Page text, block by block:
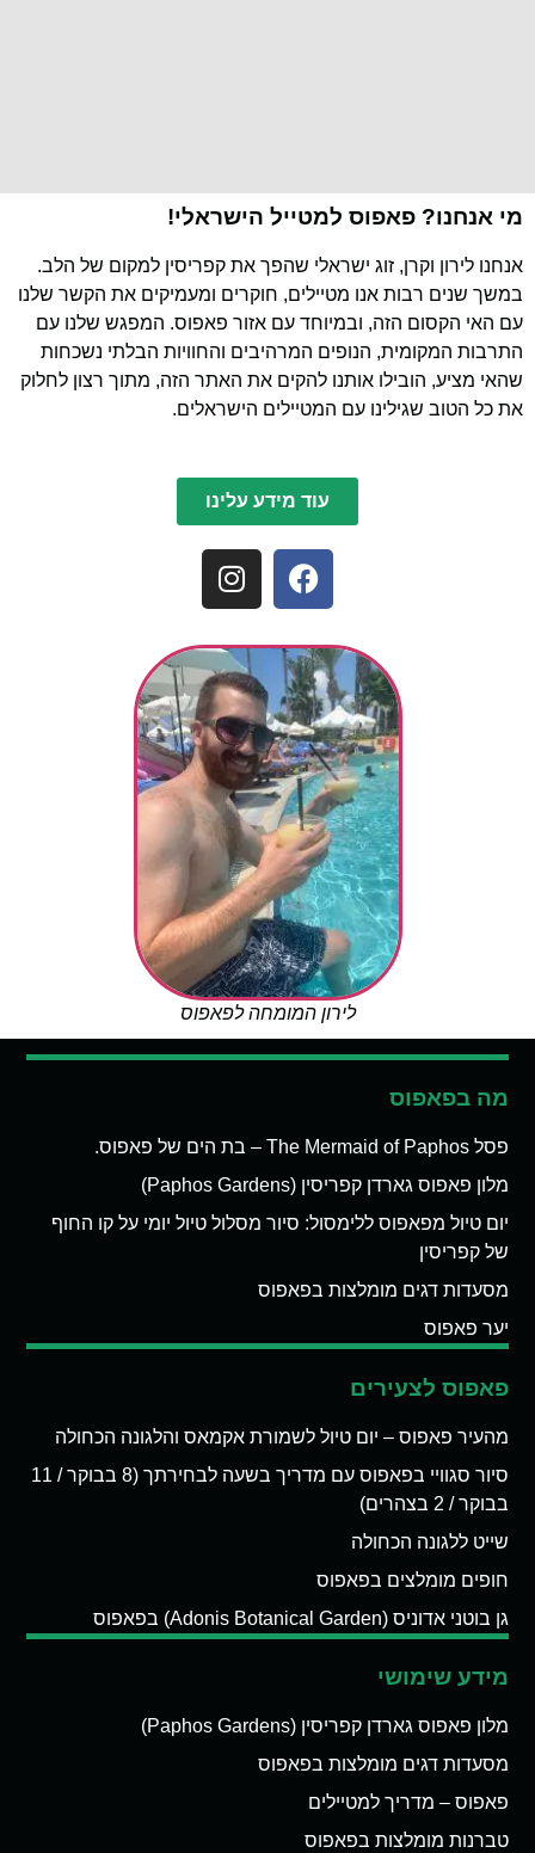
מי אנחנו? פאפוס למטייל הישראלי!
אנחנו לירון וקרן, זוג ישראלי שהפך את קפריסין למקום של הלב.
במשך שנים רבות אנו מטיילים, חוקרים ומעמיקים את הקשר שלנו
עם האי הקסום הזה, ובמיוחד עם אזור פאפוס. המפגש שלנו עם
התרבות המקומית, הנופים המרהיבים והחוויות הבלתי נשכחות
שהאי מציע, הובילו אותנו להקים את האתר הזה, מתוך רצון לחלוק
את כל הטוב שגילינו עם המטיילים הישראלים.
עוד מידע עלינו
לירון המומחה לפאפוס
מה בפאפוס
פסל The Mermaid of Paphos – בת הים של פאפוס.
מלון פאפוס גארדן קפריסין (Paphos Gardens)
יום טיול מפאפוס ללימסול: סיור מסלול טיול יומי על קו החוף
של קפריסין
מסעדות דגים מומלצות בפאפוס
יער פאפוס
פאפוס לצעירים
מהעיר פאפוס – יום טיול לשמורת אקמאס והלגונה הכחולה
סיור סגוויי בפאפוס עם מדריך בשעה לבחירתך (8 בבוקר / 11
בבוקר / 2 בצהרים)
שייט ללגונה הכחולה
חופים מומלצים בפאפוס
גן בוטני אדוניס (Adonis Botanical Garden) בפאפוס
מידע שימושי
מלון פאפוס גארדן קפריסין (Paphos Gardens)
מסעדות דגים מומלצות בפאפוס
פאפוס – מדריך למטיילים
טברנות מומלצות בפאפוס